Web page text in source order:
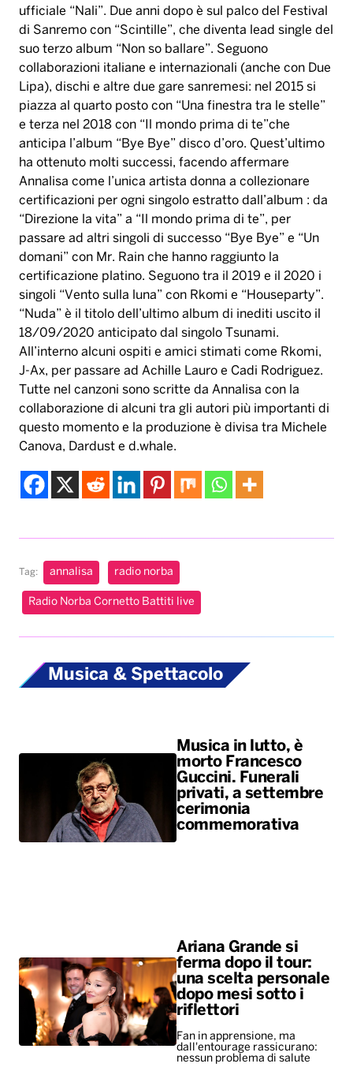
ufficiale “Nali”. Due anni dopo è sul palco del Festival
di Sanremo con “Scintille”, che diventa lead single del
suo terzo album “Non so ballare”. Seguono
collaborazioni italiane e internazionali (anche con Due
Lipa), dischi e altre due gare sanremesi: nel 2015 si
piazza al quarto posto con “Una finestra tra le stelle”
e terza nel 2018 con “Il mondo prima di te”che
anticipa l’album “Bye Bye” disco d’oro. Quest’ultimo
ha ottenuto molti successi, facendo affermare
Annalisa come l’unica artista donna a collezionare
certificazioni per ogni singolo estratto dall’album : da
“Direzione la vita” a “Il mondo prima di te”, per
passare ad altri singoli di successo “Bye Bye” e “Un
domani” con Mr. Rain che hanno raggiunto la
certificazione platino. Seguono tra il 2019 e il 2020 i
singoli “Vento sulla luna” con Rkomi e “Houseparty”.
“Nuda” è il titolo dell’ultimo album di inediti uscito il
18/09/2020 anticipato dal singolo Tsunami.
All’interno alcuni ospiti e amici stimati come Rkomi,
J-Ax, per passare ad Achille Lauro e Cadi Rodriguez.
Tutte nel canzoni sono scritte da Annalisa con la
collaborazione di alcuni tra gli autori più importanti di
questo momento e la produzione è divisa tra Michele
Canova, Dardust e d.whale.
Tag: annalisa radio norba
Radio Norba Cornetto Battiti live
Musica & Spettacolo
Musica in lutto, è
morto Francesco
Guccini. Funerali
privati, a settembre
cerimonia
commemorativa
Ariana Grande si
ferma dopo il tour:
una scelta personale
dopo mesi sotto i
riflettori
Fan in apprensione, ma
dall'entourage rassicurano:
nessun problema di salute